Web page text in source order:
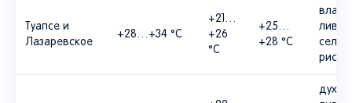
Туапсе и
Лазаревское
+28…+34 °C
+21…
+26
°C
+25…
+28 °C
риски